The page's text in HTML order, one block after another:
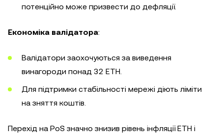
потенційно може призвести до дефляції.
Економіка валідатора:
Валідатори заохочуються за виведення
винагороди понад 32 ETH.
Для підтримки стабільності мережі діють ліміти
на зняття коштів.
Перехід на PoS значно знизив рівень інфляції ETH і